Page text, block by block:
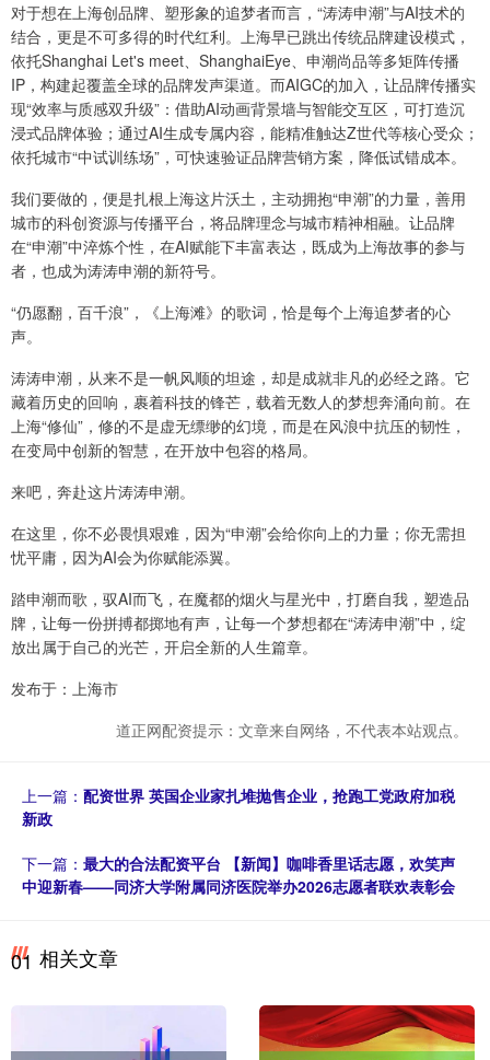
对于想在上海创品牌、塑形象的追梦者而言，“涛涛申潮”与AI技术的
结合，更是不可多得的时代红利。上海早已跳出传统品牌建设模式，
依托Shanghai Let's meet、ShanghaiEye、申潮尚品等多矩阵传播
IP，构建起覆盖全球的品牌发声渠道。而AIGC的加入，让品牌传播实
现“效率与质感双升级”：借助AI动画背景墙与智能交互区，可打造沉
浸式品牌体验；通过AI生成专属内容，能精准触达Z世代等核心受众；
依托城市“中试训练场”，可快速验证品牌营销方案，降低试错成本。
我们要做的，便是扎根上海这片沃土，主动拥抱“申潮”的力量，善用
城市的科创资源与传播平台，将品牌理念与城市精神相融。让品牌
在“申潮”中淬炼个性，在AI赋能下丰富表达，既成为上海故事的参与
者，也成为涛涛申潮的新符号。
“仍愿翻，百千浪”，《上海滩》的歌词，恰是每个上海追梦者的心
声。
涛涛申潮，从来不是一帆风顺的坦途，却是成就非凡的必经之路。它
藏着历史的回响，裹着科技的锋芒，载着无数人的梦想奔涌向前。在
上海“修仙”，修的不是虚无缥缈的幻境，而是在风浪中抗压的韧性，
在变局中创新的智慧，在开放中包容的格局。
来吧，奔赴这片涛涛申潮。
在这里，你不必畏惧艰难，因为“申潮”会给你向上的力量；你无需担
忧平庸，因为AI会为你赋能添翼。
踏申潮而歌，驭AI而飞，在魔都的烟火与星光中，打磨自我，塑造品
牌，让每一份拼搏都掷地有声，让每一个梦想都在“涛涛申潮”中，绽
放出属于自己的光芒，开启全新的人生篇章。
发布于：上海市
道正网配资提示：文章来自网络，不代表本站观点。
上一篇： 配资世界 英国企业家扎堆抛售企业，抢跑工党政府加税
新政
下一篇： 最大的合法配资平台 【新闻】咖啡香里话志愿，欢笑声
中迎新春——同济大学附属同济医院举办2026志愿者联欢表彰会
01 相关文章